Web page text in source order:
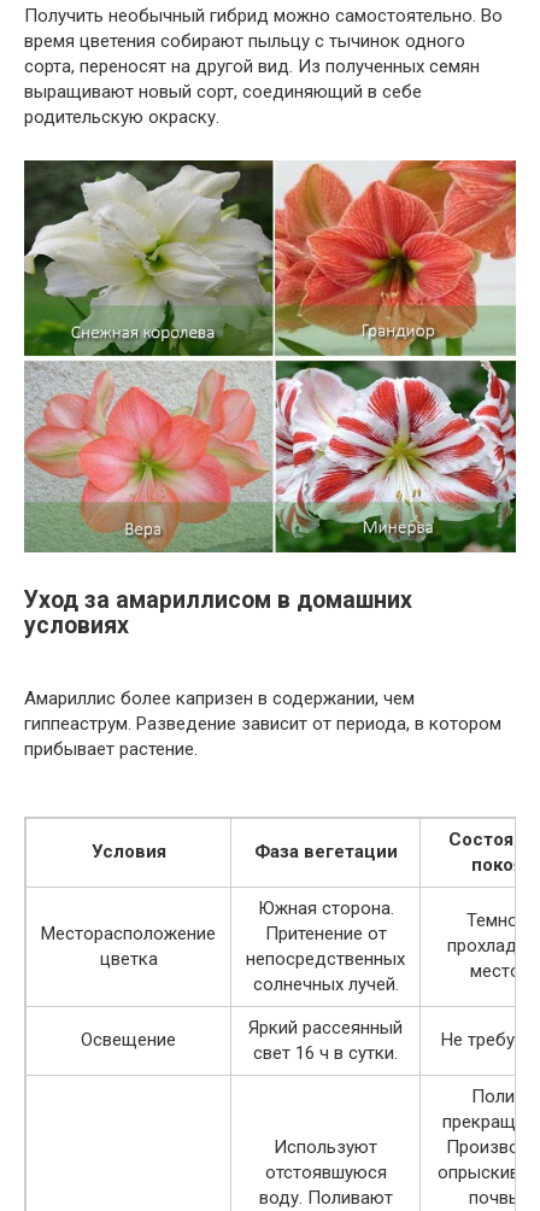
Получить необычный гибрид можно самостоятельно. Во
время цветения собирают пыльцу с тычинок одного
сорта, переносят на другой вид. Из полученных семян
выращивают новый сорт, соединяющий в себе
родительскую окраску.
Уход за амариллисом в домашних
условиях
Амариллис более капризен в содержании, чем
гиппеаструм. Разведение зависит от периода, в котором
прибывает растение.
Условия Фаза вегетации
покоя
Месторасположение
цветка
Южная сторона.
Притенение от
непосредственных
солнечных лучей.
Темное
место.
Освещение
Яркий рассеянный
свет 16 ч в сутки.
Не
Используют
отстоявшуюся
воду. Поливают
Полив
почвы.